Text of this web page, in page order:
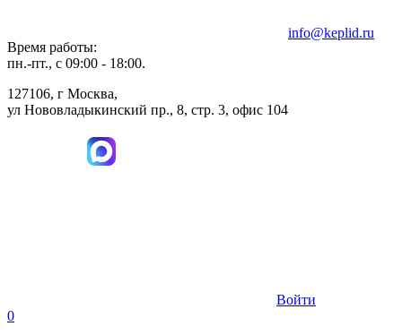
Время работы:
пн.-пт., с 09:00 - 18:00.
127106, г Москва,
ул Нововладыкинский пр., 8, стр. 3, офис 104
info@keplid.ru
Войти
0